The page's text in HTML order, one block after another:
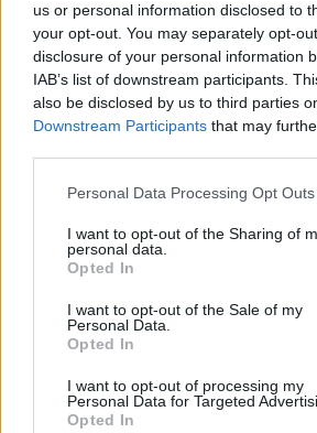
us or personal information disclosed to
your opt-out. You may separately opt-
disclosure of your personal information
IAB’s list of downstream participants.
also be disclosed by us to third parties
Downstream Participants that may
Personal Data Processing Opt Outs
I want to opt-out of the Sharing of
personal data.
Opted In
I want to opt-out of the Sale of my
Personal Data.
Opted In
I want to opt-out of processing my
Personal Data for Targeted
Opted In
Letra Con mentiras no
Letra Esa Mujer
Letra Ilusión de amor
Letra Amor que mata
+ Letras de Costa Brava